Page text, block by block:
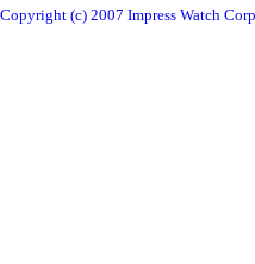
Copyright (c) 2007 Impress Watch